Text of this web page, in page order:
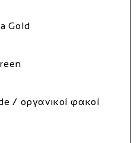
Gold
/ οργανικοί φακοί